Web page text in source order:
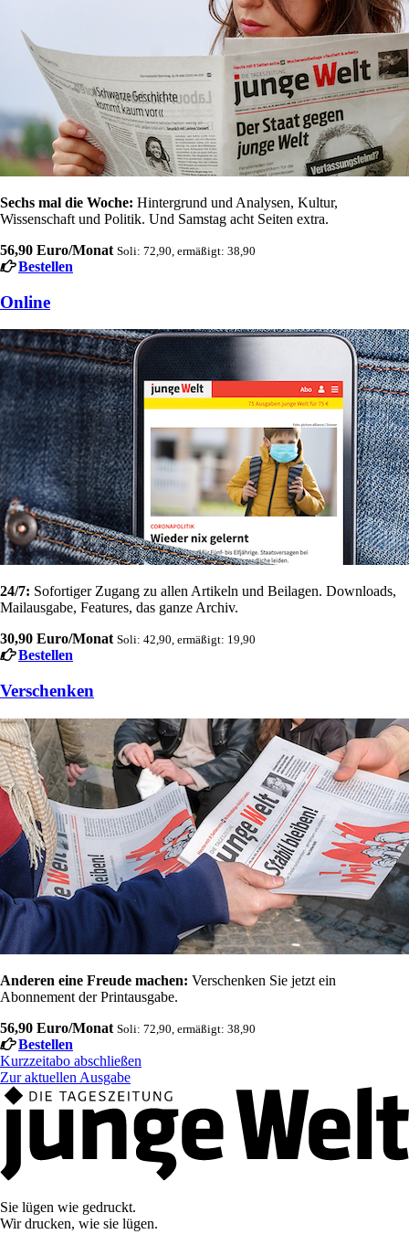
Sechs mal die Woche: Hintergrund und Analysen, Kultur,
Wissenschaft und Politik. Und Samstag acht Seiten extra.
56,90 Euro/Monat Soli: 72,90, ermäßigt: 38,90
Bestellen
Online
24/7: Sofortiger Zugang zu allen Artikeln und Beilagen. Downloads,
Mailausgabe, Features, das ganze Archiv.
30,90 Euro/Monat Soli: 42,90, ermäßigt: 19,90
Bestellen
Verschenken
Anderen eine Freude machen: Verschenken Sie jetzt ein
Abonnement der Printausgabe.
56,90 Euro/Monat Soli: 72,90, ermäßigt: 38,90
Bestellen
Kurzzeitabo abschließen
Zur aktuellen Ausgabe
Sie lügen wie gedruckt.
Wir drucken, wie sie lügen.